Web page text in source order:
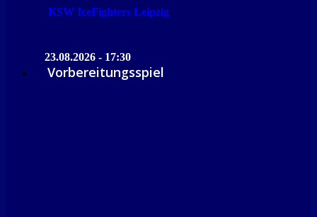
KSW IceFighters Leipzig
23.08.2026 - 17:30
Vorbereitungsspiel